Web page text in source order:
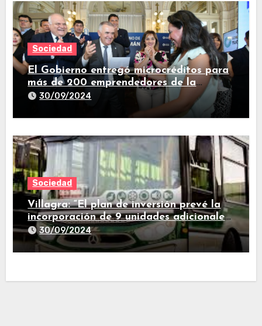
Sociedad
El Gobierno entregó microcréditos para
más de 200 emprendedores de la
provincia
30/09/2024
Sociedad
Villagra: “El plan de inversión prevé la
incorporación de 9 unidades adicionales
para 2025″
30/09/2024